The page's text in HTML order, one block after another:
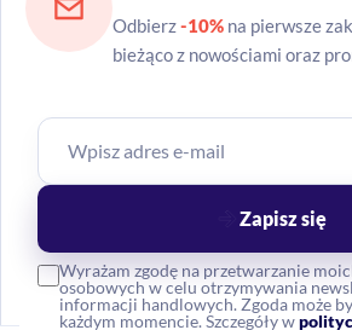
Odbierz-10% na pierwsze
bieżąco z nowościami oraz
Wyrażam zgodę na przetwarzanie
osobowych w celu otrzymywania
informacji handlowych. Zgoda może
każdym momencie. Szczegóły w
Zapisz się